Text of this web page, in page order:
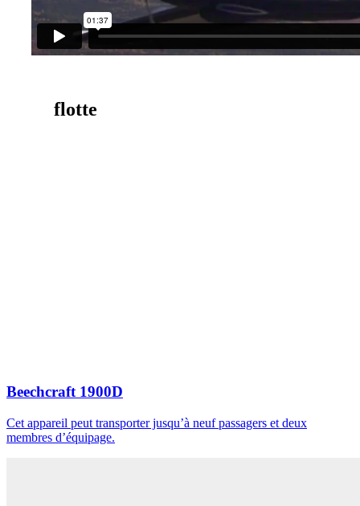
flotte
Beechcraft 1900D
Cet appareil peut transporter jusqu’à neuf passagers et deux
membres d’équipage.